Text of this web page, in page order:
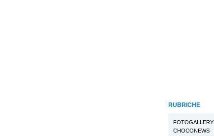
RUBRICHE
FOTOGALLERY
CHOCONEWS